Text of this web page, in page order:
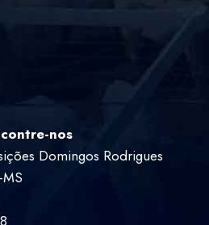
nos
Domingos Rodrigues